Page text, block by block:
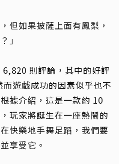
但如果披薩上面有鳳梨，
」
則評論，其中的好評
遊戲成功的因素似乎也不
據介紹，這是一款約 10
玩家將誕生在一座熱鬧的
快樂地手舞足蹈，我們要
享受它。